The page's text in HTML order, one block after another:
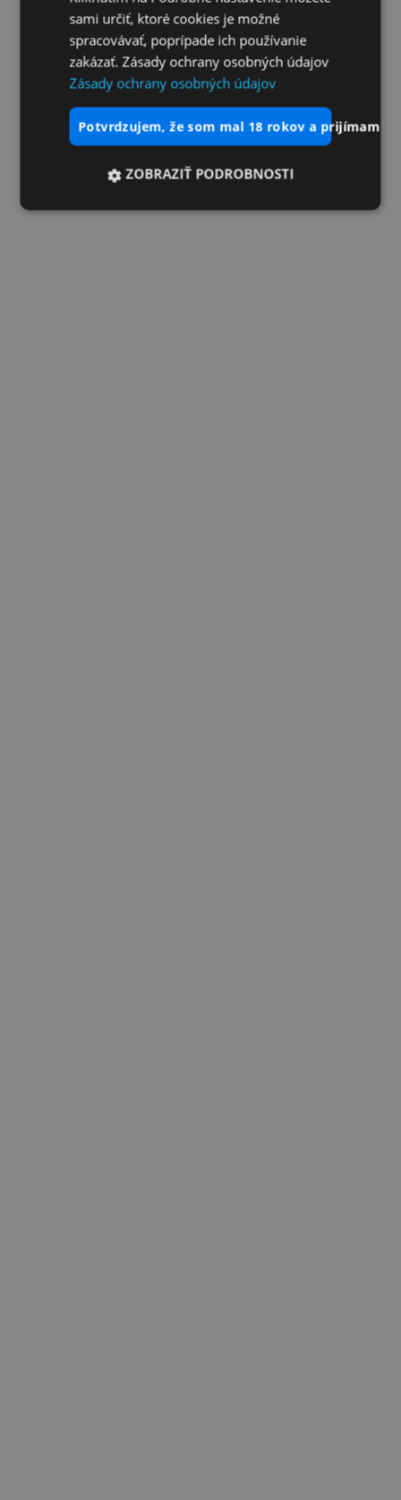
sami určiť, ktoré cookies je možné
spracovávať, poprípade ich používanie
zakázať. Zásady ochrany osobných údajov
Zásady ochrany osobných údajov
potvrdzujem, že som mal 18 rokov a prijímam
ZOBRAZIŤ PODROBNOSTI